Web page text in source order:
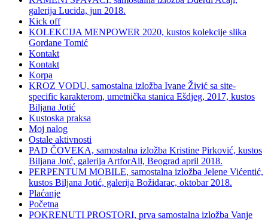
galerija Lucida, jun 2018.
Kick off
KOLEKCIJA MENPOWER 2020, kustos kolekcije slika
Gordane Tomić
Kontakt
Kontakt
Korpa
KROZ VODU, samostalna izložba Ivane Živić sa site-
specific karakterom, umetnička stanica Ešdjeg, 2017, kustos
Biljana Jotić
Kustoska praksa
Moj nalog
Ostale aktivnosti
PAD ČOVEKA, samostalna izložba Kristine Pirković, kustos
Biljana Jotć, galerija ArtforAll, Beograd april 2018.
PERPENTUM MOBILE, samostalna izložba Jelene Vićentić,
kustos Biljana Jotić, galerija Božidarac, oktobar 2018.
Plaćanje
Početna
POKRENUTI PROSTORI, prva samostalna izložba Vanje